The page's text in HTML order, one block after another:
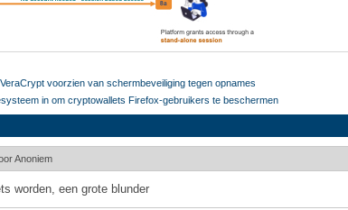
voorzien van schermbeveiliging tegen opnames
in om cryptowallets Firefox-gebruikers te beschermen
Anoniem
worden, een grote blunder